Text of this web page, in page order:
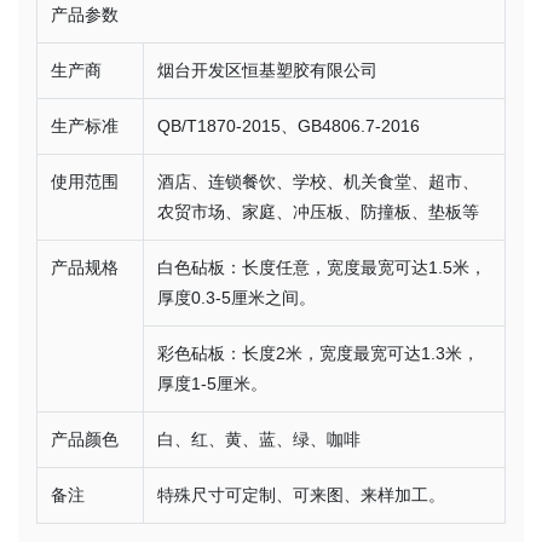
产品参数
生产商 烟台开发区恒基塑胶有限公司
生产标准 QB/T1870-2015、GB4806.7-2016
使用范围
酒店、连锁餐饮、学校、机关食堂、超市、
农贸市场、家庭、冲压板、防撞板、垫板等
产品规格
白色砧板：长度任意，宽度最宽可达1.5米，
厚度0.3-5厘米之间。
彩色砧板：长度2米，宽度最宽可达1.3米，
厚度1-5厘米。
产品颜色 白、红、黄、蓝、绿、咖啡
备注 特殊尺寸可定制、可来图、来样加工。